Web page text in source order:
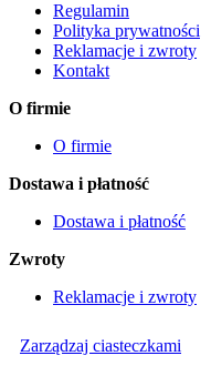
Regulamin
Polityka prywatności
Reklamacje i zwroty
Kontakt
O firmie
O firmie
Dostawa i płatność
Dostawa i płatność
Zwroty
Reklamacje i zwroty
Zarządzaj ciasteczkami